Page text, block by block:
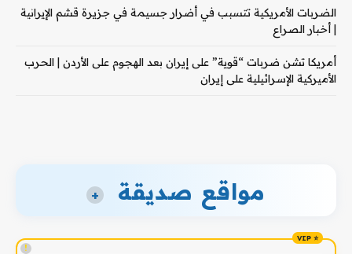
الضربات الأمريكية تتسبب في أضرار جسيمة في جزيرة قشم الإيرانية
| أخبار الصراع
أمريكا تشن ضربات “قوية” على إيران بعد الهجوم على الأردن | الحرب
الأميركية الإسرائيلية على إيران
مواقع صديقة +
!